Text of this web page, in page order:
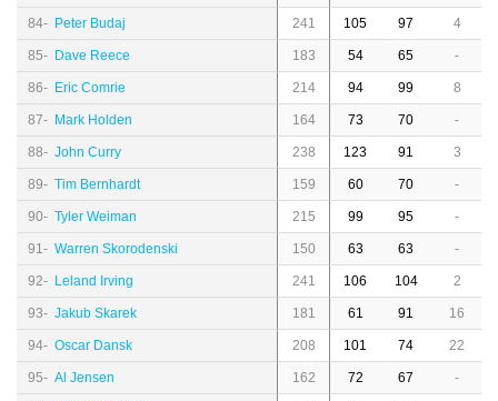
84- Peter Budaj 241 105 97 4
85- Dave Reece 183 54 65 -
86- Eric Comrie 214 94 99 8
87- Mark Holden 164 73 70 -
88- John Curry 238 123 91 3
89- Tim Bernhardt 159 60 70 -
90- Tyler Weiman 215 99 95 -
91- Warren Skorodenski 150 63 63 -
92- Leland Irving 241 106 104 2
93- Jakub Skarek 181 61 91 16
94- Oscar Dansk 208 101 74 22
95- Al Jensen 162 72 67 -